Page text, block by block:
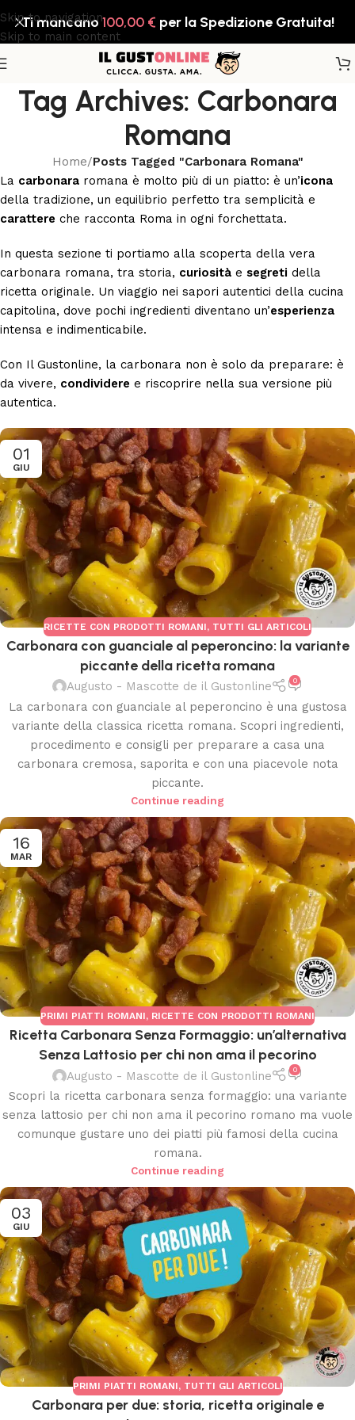
Skip to navigation
Skip to main content
Ti mancano100,00 € per la Spedizione Gratuita!
Tag Archives: Carbonara
Romana
Home/Posts Tagged "Carbonara Romana"
La carbonara romana è molto più di un piatto: è un’icona
della tradizione, un equilibrio perfetto tra semplicità e
carattere che racconta Roma in ogni forchettata.
In questa sezione ti portiamo alla scoperta della vera
carbonara romana, tra storia, curiosità e segreti della
ricetta originale. Un viaggio nei sapori autentici della cucina
capitolina, dove pochi ingredienti diventano un’esperienza
intensa e indimenticabile.
Con Il Gustonline, la carbonara non è solo da preparare: è
da vivere, condividere e riscoprire nella sua versione più
autentica.
01
GIU
RICETTE CON PRODOTTI ROMANI, TUTTI GLI ARTICOLI
Carbonara con guanciale al peperoncino: la variante
piccante della ricetta romana
Augusto - Mascotte de il Gustonline 0
La carbonara con guanciale al peperoncino è una gustosa
variante della classica ricetta romana. Scopri ingredienti,
procedimento e consigli per preparare a casa una
carbonara cremosa, saporita e con una piacevole nota
piccante.
Continue reading
16
MAR
PRIMI PIATTI ROMANI, RICETTE CON PRODOTTI ROMANI
Ricetta Carbonara Senza Formaggio: un’alternativa
Senza Lattosio per chi non ama il pecorino
Augusto - Mascotte de il Gustonline 0
Scopri la ricetta carbonara senza formaggio: una variante
senza lattosio per chi non ama il pecorino romano ma vuole
comunque gustare uno dei piatti più famosi della cucina
romana.
Continue reading
03
GIU
PRIMI PIATTI ROMANI, TUTTI GLI ARTICOLI
Carbonara per due: storia, ricetta originale e